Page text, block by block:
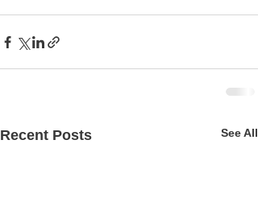
Recent Posts See All